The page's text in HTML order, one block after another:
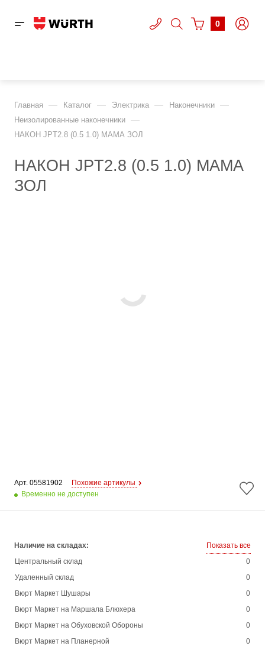
0
Главная — Каталог — Электрика — Наконечники —
Неизолированные наконечники —
НАКОН JPT2.8 (0.5 1.0) МАМА ЗОЛ
НАКОН JPT2.8 (0.5 1.0) МАМА
ЗОЛ
Арт. 05581902
Похожие артикулы
Временно не доступен
Наличие на складах:
Показать все
Центральный склад
0
Удаленный склад
0
Вюрт Маркет Шушары
0
Вюрт Маркет на Маршала Блюхера
0
Вюрт Маркет на Обуховской Обороны
0
Вюрт Маркет на Планерной
0